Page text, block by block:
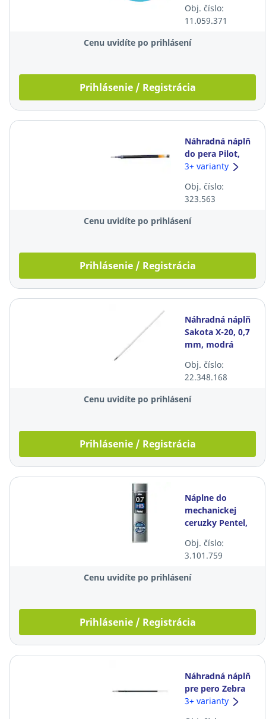
Obj. číslo:
11.059.371
Cenu uvidíte po prihlásení
Prihlásenie / Registrácia
Náhradná náplň
do pera Pilot,
gélová, modrá
3+ varianty
Obj. číslo:
323.563
Cenu uvidíte po prihlásení
Prihlásenie / Registrácia
Náhradná náplň
Sakota X-20, 0,7
mm, modrá
Obj. číslo:
22.348.168
Cenu uvidíte po prihlásení
Prihlásenie / Registrácia
Náplne do
mechanickej
ceruzky Pentel,
ks/bal
Obj. číslo:
3.101.759
Cenu uvidíte po prihlásení
Prihlásenie / Registrácia
Náhradná náplň
pre pero Zebra
Jimnie, modrá
3+ varianty